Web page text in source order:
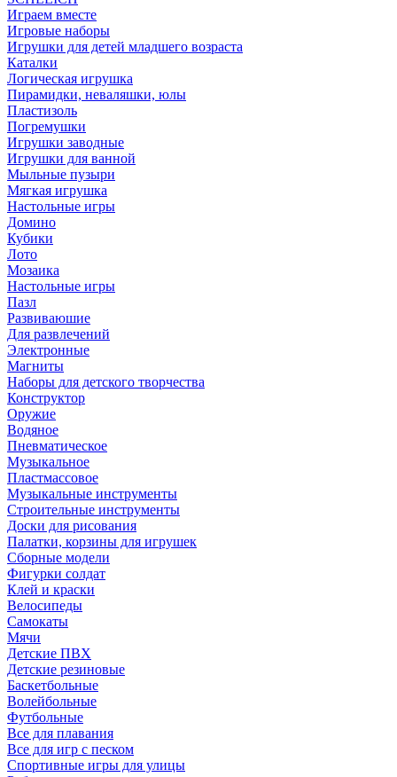
Играем вместе
Игровые наборы
Игрушки для детей младшего возраста
Каталки
Логическая игрушка
Пирамидки, неваляшки, юлы
Пластизоль
Погремушки
Игрушки заводные
Игрушки для ванной
Мыльные пузыри
Мягкая игрушка
Настольные игры
Домино
Кубики
Лото
Мозаика
Настольные игры
Пазл
Развиваюшие
Для развлечений
Электронные
Магниты
Наборы для детского творчества
Конструктор
Оружие
Водяное
Пневматическое
Музыкальное
Пластмассовое
Музыкальные инструменты
Строительные инструменты
Доски для рисования
Палатки, корзины для игрушек
Сборные модели
Фигурки солдат
Клей и краски
Велосипеды
Самокаты
Мячи
Детские ПВХ
Детские резиновые
Баскетбольные
Волейбольные
Футбольные
Все для плавания
Все для игр с песком
Спортивные игры для улицы